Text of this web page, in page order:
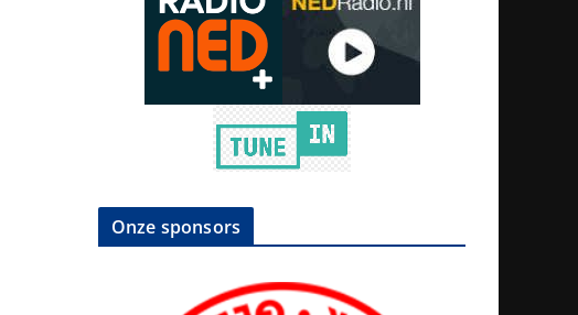
Onze sponsors